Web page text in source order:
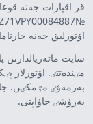
قر اقپارات جەنە
№KZ71VPY00084887 كۋەلٸگٸ بەرٸلگەن.
اۆتورلىق جەنە
سايت ماتەريالدارىن
مٸندەتتٸ.
بەرمەۋٸ مٷمكٸن.
بەرۋشٸ جاۋاپتى.